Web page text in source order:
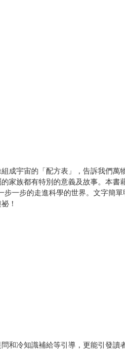
成宇宙的「配方表」，告訴我們萬
家族都有特別的意義及故事。本書
一步的走進科學的世界。文字簡單
！
和冷知識補給等引導，更能引發讀